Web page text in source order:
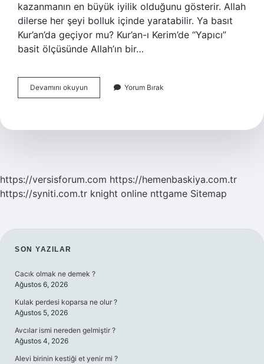
kazanmanın en büyük iyilik olduğunu gösterir. Allah
dilerse her şeyi bolluk içinde yaratabilir. Ya basıt
Kur’an’da geçiyor mu? Kur’an-ı Kerim’de “Yapıcı”
basit ölçüsünde Allah’ın bir…
Devamını okuyun
Basitu
Yorum Bırak
https://versisforum.com https://hemenbaskiya.com.tr
https://syniti.com.tr knight online nttgame Sitemap
SIDEBAR
SON YAZILAR
Cacık olmak ne demek ?
Ağustos 6, 2026
Kulak perdesi koparsa ne olur ?
Ağustos 5, 2026
Avcılar ismi nereden gelmiştir ?
Ağustos 4, 2026
Alevi birinin kestiği et yenir mi ?